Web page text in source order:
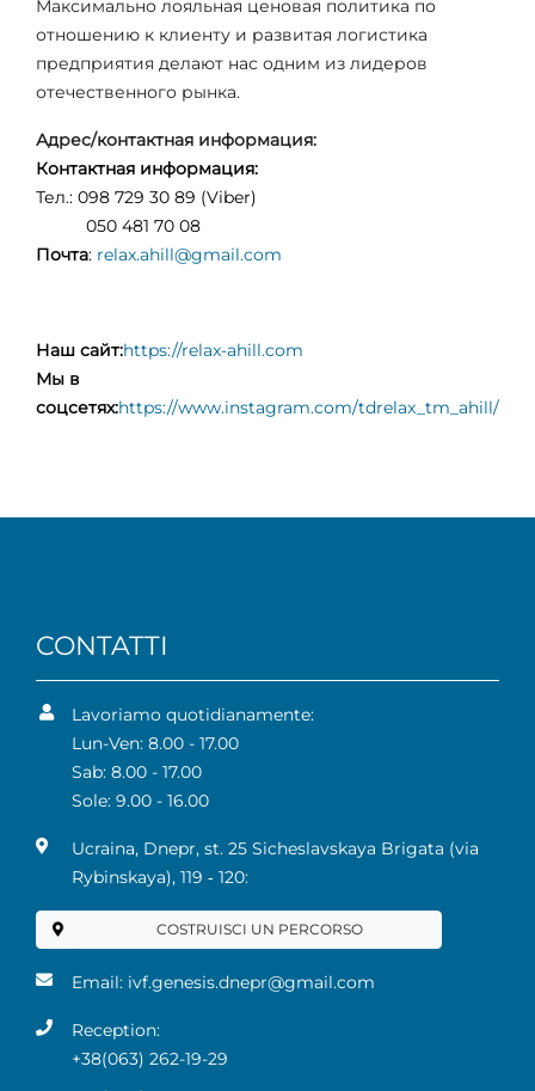
Максимально лояльная ценовая политика по
отношению к клиенту и развитая логистика
предприятия делают нас одним из лидеров
отечественного рынка.
Адрес/контактная информация:
Контактная информация:
Тел.: 098 729 30 89 (Viber)
050 481 70 08
Почта: relax.ahill@gmail.com
Наш сайт:https://relax-ahill.com
Мы в
соцсетях:https://www.instagram.com/tdrelax_tm_ahill/
CONTATTI
Lavoriamo quotidianamente:
Lun-Ven: 8.00 - 17.00
Sab: 8.00 - 17.00
Sole: 9.00 - 16.00
Ucraina, Dnepr, st. 25 Sicheslavskaya Brigata (via
Rybinskaya), 119 ‑ 120:
COSTRUISCI UN PERCORSO
Email: ivf.genesis.dnepr@gmail.com
Reception:
+38(063) 262-19-29